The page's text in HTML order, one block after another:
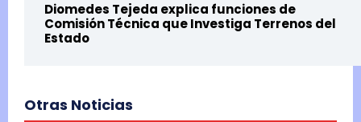
Diomedes Tejeda explica funciones de
Comisión Técnica que Investiga Terrenos del
Estado
Otras Noticias